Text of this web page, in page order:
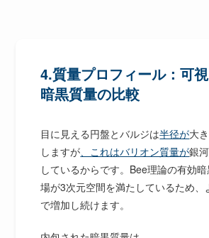
4.質量プロフィール：可
暗黒質量の比較
目に見える円盤とバルジは半径が大
しますが 、これはバリオン質量が銀
しているからです。Bee理論の有効
場が3次元空間を満たしているため、
で増加し続けます。